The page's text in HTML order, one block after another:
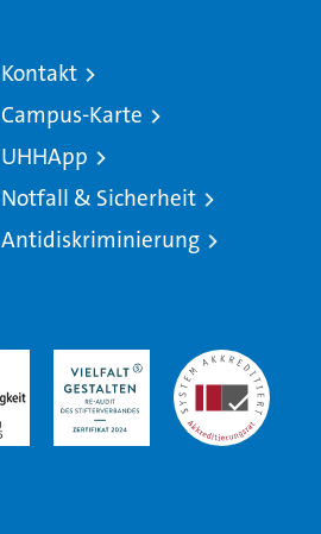
Kontakt
Campus-Karte
UHHApp
Notfall & Sicherheit
Antidiskriminierung